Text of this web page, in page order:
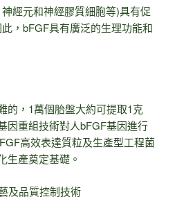
經元和神經膠質細胞等)具有促
，bFGF具有廣泛的生理功能和
的，1萬個胎盤大約可提取1克
因重組技術對人bFGF基因進行
高效表達質粒及生產型工程菌
生產奠定基礎。
及品質控制技術